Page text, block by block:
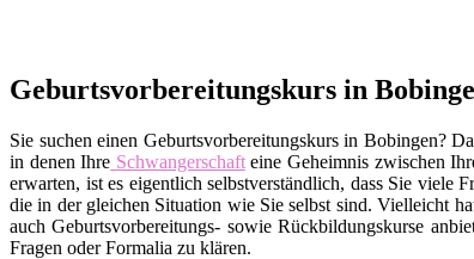
Geburtsvorbereitungskurs in
Sie suchen einen Geburtsvorbereitungskurs in Bobingen?
in denen Ihre Schwangerschafteine Geheimnis zwischen
erwarten, ist es eigentlich selbstverständlich, dass Sie viele
die in der gleichen Situation wie Sie selbst sind. Vielleicht
auch Geburtsvorbereitungs- sowie Rückbildungskurse
Fragen oder Formalia zu klären.